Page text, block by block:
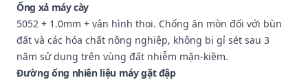
Ống xả máy cày
5052 + 1.0mm + vân hình thoi. Chống ăn mòn đối với bùn
đất và các hóa chất nông nghiệp, không bị gỉ sét sau 3
năm sử dụng trên vùng đất nhiễm mặn-kiềm.
Đường ống nhiên liệu máy gặt đập